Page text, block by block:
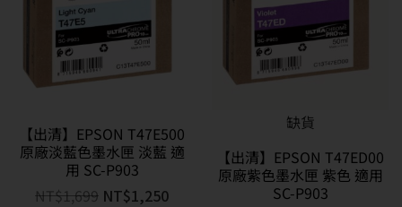
【出清】EPSON T47E500
原廠淡藍色墨水匣 淡藍 適
用 SC-P903
NT$1,699 NT$1,250
缺貨
【出清】EPSON T47ED00
原廠紫色墨水匣 紫色 適用
SC-P903